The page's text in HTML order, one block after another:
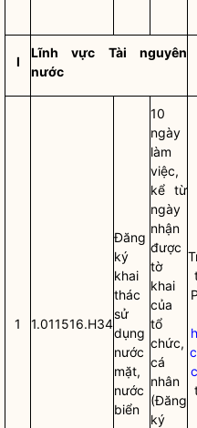
I
Lĩnh vực Tài nguyên
nước
1 1.011516.H34
Đăng
ký
khai
thác
sử
dụng
nước
mặt,
nước
biển
10
ngày
làm
việc,
kể từ
ngày
nhận
được
tờ
khai
của
tổ
chức,
cá
nhân
(Đăng
ký